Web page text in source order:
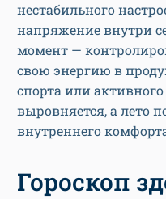
нестабильного
напряжение внутри
момент —
свою энергию в
спорта или
выровняется, а лето
внутреннего
Гороскоп